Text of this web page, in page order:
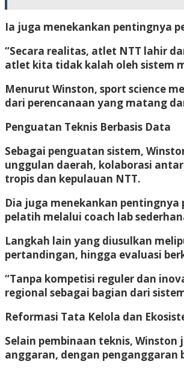
Ia juga menekankan pentingnya
“Secara realitas, atlet NTT lahir
atlet kita tidak kalah oleh sistem
Menurut Winston, sport science
dari perencanaan yang matang
Penguatan Teknis Berbasis Data
Sebagai penguatan sistem,
unggulan daerah, kolaborasi
tropis dan kepulauan NTT.
Dia juga menekankan
pelatih melalui coach lab
Langkah lain yang diusulkan
pertandingan, hingga evaluasi
“Tanpa kompetisi reguler dan
regional sebagai bagian dari
Reformasi Tata Kelola dan
Selain pembinaan teknis,
anggaran, dengan penganggaran